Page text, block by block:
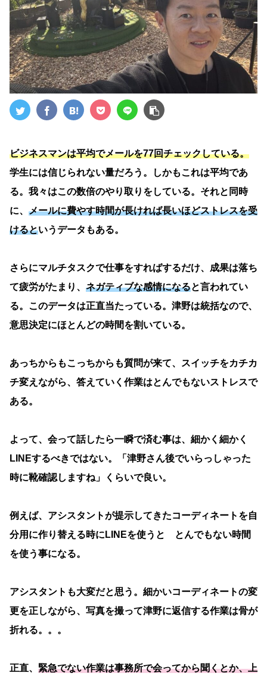
ビジネスマンは平均でメールを77回チェックしている。
学生には信じられない量だろう。しかもこれは平均であ
る。我々はこの数倍のやり取りをしている。それと同時
に、 メールに費やす時間が長ければ長いほどストレスを受
けるというデータもある。
さらにマルチタスクで仕事をすればするだけ、成果は落ち
て疲労がたまり、 ネガティブな感情になると言われてい
る。このデータは正直当たっている。津野は統括なので、
意思決定にほとんどの時間を割いている。
あっちからもこっちからも質問が来て、スイッチをカチカ
チ変えながら、答えていく作業はとんでもないストレスで
ある。
よって、会って話したら一瞬で済む事は、細かく細かく
LINEするべきではない。「津野さん後でいらっしゃった
時に靴確認しますね」くらいで良い。
例えば、アシスタントが提示してきたコーディネートを自
分用に作り替える時にLINEを使うと とんでもない時間
を使う事になる。
アシスタントも大変だと思う。細かいコーディネートの変
更を正しながら、写真を撮って津野に返信する作業は骨が
折れる。。。
正直、 緊急でない作業は事務所で会ってから聞くとか、上